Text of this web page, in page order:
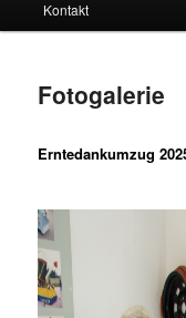
Kontakt
Fotogalerie
Erntedankumzug